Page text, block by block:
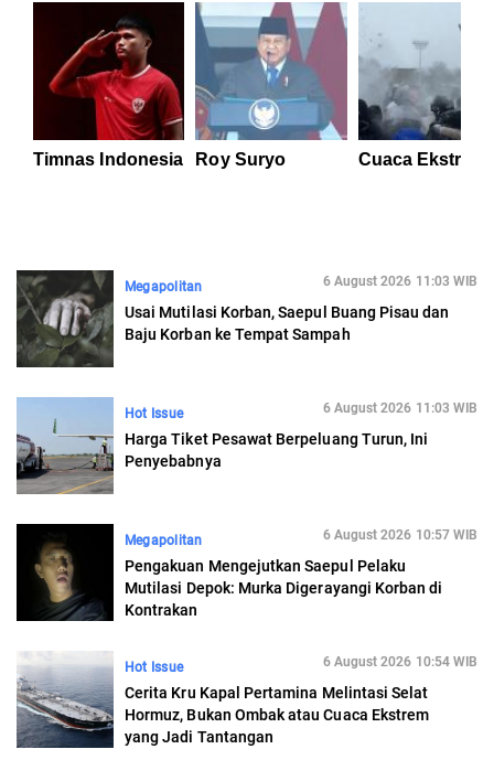
Timnas Indonesia Roy Suryo Cuaca Ekstrem
Megapolitan 6 August 2026 11:03 WIB
Usai Mutilasi Korban, Saepul Buang Pisau dan
Baju Korban ke Tempat Sampah
Hot Issue 6 August 2026 11:03 WIB
Harga Tiket Pesawat Berpeluang Turun, Ini
Penyebabnya
Megapolitan 6 August 2026 10:57 WIB
Pengakuan Mengejutkan Saepul Pelaku
Mutilasi Depok: Murka Digerayangi Korban di
Kontrakan
Hot Issue 6 August 2026 10:54 WIB
Cerita Kru Kapal Pertamina Melintasi Selat
Hormuz, Bukan Ombak atau Cuaca Ekstrem
yang Jadi Tantangan